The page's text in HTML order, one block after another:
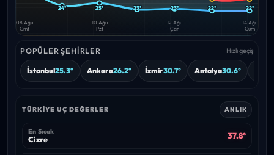
24° 25° 23° 23° 22° 22°
08 Ağu
Cmt
10 Ağu
Pzt
12 Ağu
Çar
14 Ağu
Cum
POPÜLER ŞEHIRLER Hızlı geçiş
İstanbul25.3° Ankara26.2° İzmir30.7° Antalya30.6°
TÜRKIYE UÇ DEĞERLER ANLIK
En Sıcak
Cizre 37.8°